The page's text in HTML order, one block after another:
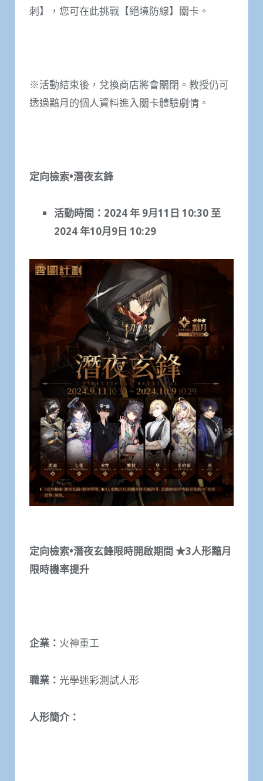
刺】，您可在此挑戰【絕境防線】關卡。
※活動結束後，兌換商店將會關閉。教授仍可
透過黯月的個人資料進入關卡體驗劇情。
定向檢索•潛夜玄鋒
活動時間： 2024年 9月11 日 10:30 至
2024年10月9日 10:29
定向檢索•潛夜玄鋒限時開啟期間 ★3人形黯月
限時機率提升
企業： 火神重工
職業： 光學迷彩測試人形
人形簡介：